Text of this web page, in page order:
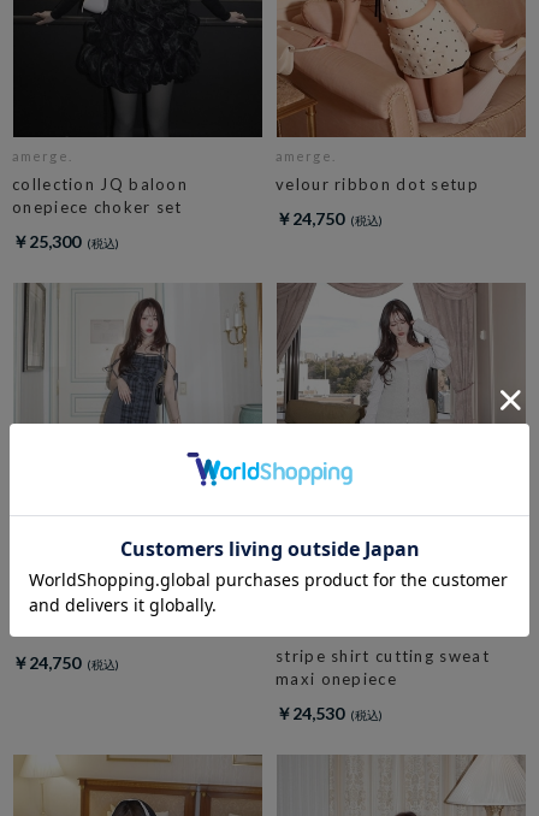
amerge.
collection JQ baloon
onepiece choker set
￥25,300
amerge.
velour ribbon dot setup
￥24,750
amerge.
￥24,750
stripe shirt cutting sweat
maxi onepiece
￥24,530